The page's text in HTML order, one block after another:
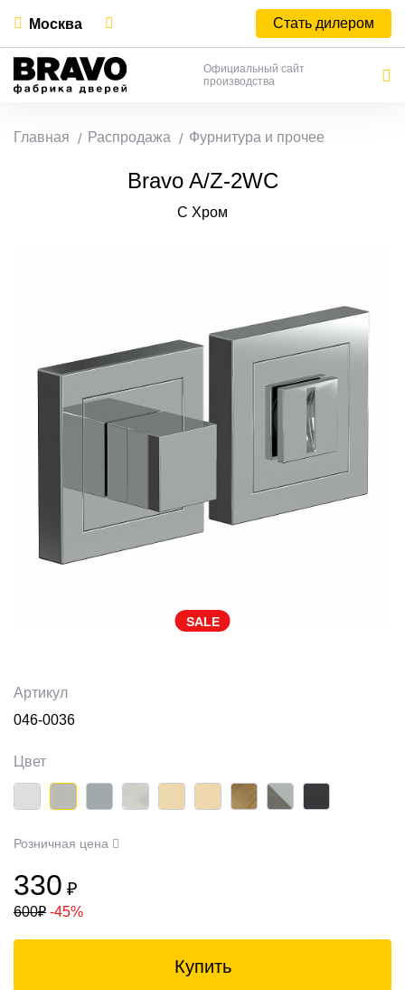
Москва Стать дилером
Официальный сайт
производства
Главная Распродажа Фурнитура и прочее
Bravo A/Z-2WC
C Хром
SALE
Артикул
046-0036
Цвет
Розничная цена
330 ₽
600₽ -45%
Купить